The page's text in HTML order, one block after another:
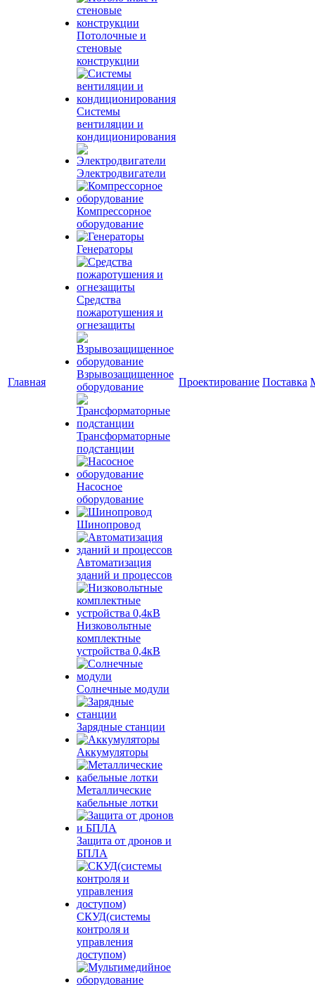
Главная
Потолочные и
стеновые
конструкции
Системы
вентиляции и
кондиционирования
Электродвигатели
Компрессорное
оборудование
Генераторы
Средства
пожаротушения и
огнезащиты
Взрывозащищенное
оборудование
Трансформаторные
подстанции
Насосное
оборудование
Шинопровод
Автоматизация
зданий и процессов
Низковольтные
комплектные
устройства 0,4кВ
Солнечные модули
Зарядные станции
Аккумуляторы
Металлические
кабельные лотки
Защита от дронов и
БПЛА
СКУД(системы
контроля и
управления
доступом)
Проектирование Поставка